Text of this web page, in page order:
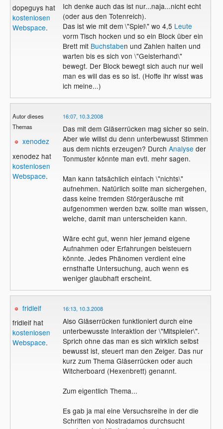
dopeguys hat
kostenlosen
Webspace.
Ich denke auch das ist nur...naja...nicht echt
(oder aus den Totenreich).
Das ist wie mit dem \"Spiel\" wo 4,5 Leute
vorm Tisch hocken und so ein Block über ein
Brett mit Buchstaben und Zahlen halten und
warten bis es sich von \"Geisterhand\"
bewegt. Der Block bewegt sich auch nur weil
man es will das es so ist. (Hoffe ihr wisst was
ich meine...)
Autor dieses
Themas
xenodez
xenodez hat
kostenlosen
Webspace.
16:07, 10.3.2008
Das mit dem Gläserrücken mag sicher so sein.
Aber wie willst du denn unterbewusst Stimmen
aus dem nichts erzeugen? Durch Analyse der
Tonmuster könnte man evtl. mehr sagen.
Man kann tatsächlich einfach \"nichts\"
aufnehmen. Natürlich sollte man sichergehen,
dass keine fremden Störgeräusche mit
aufgenommen werden bzw. sollte man wissen,
welche, damit man unterscheiden kann.
Wäre echt gut, wenn hier jemand eigene
Aufnahmen oder Erfahrungen beisteuern
könnte. Jedes Phänomen verdient eine
ernsthafte Untersuchung, auch wenn es
weniger glaubhaft erscheint.
fridleif
fridleif hat
kostenlosen
Webspace.
16:13, 10.3.2008
Also Gläserrücken funktioniert durch eine
unterbewusste Interaktion der \"Mitspieler\".
Sprich ohne das man es sich wirklich selbst
bewusst ist, steuert man den Zeiger. Das nur
kurz zum Thema Gläserrücken oder auch
Witcherboard (Hexenbrett) genannt.
Zum eigentlich Thema...
Es gab ja mal eine Versuchsreihe in der die
Schriften von Nostradamos durchsucht